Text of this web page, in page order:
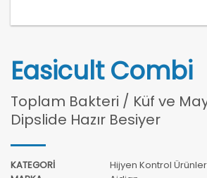
Easicult Combi
Toplam Bakteri / Küf ve
Dipslide Hazır Besiyer
KATEGORİ
Hijyen Kontrol